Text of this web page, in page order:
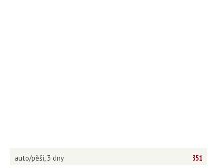
351
auto/pěší, 3 dny